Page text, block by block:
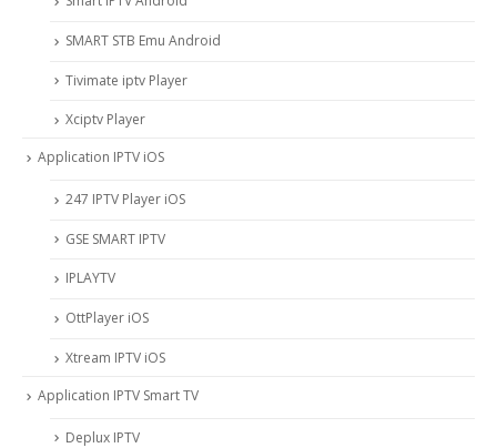
SMART STB Emu Android
Tivimate iptv Player
Xciptv Player
Application IPTV iOS
247 IPTV Player iOS
‎GSE SMART IPTV
IPLAYTV
OttPlayer iOS
Xtream IPTV iOS
Application IPTV Smart TV
Deplux IPTV